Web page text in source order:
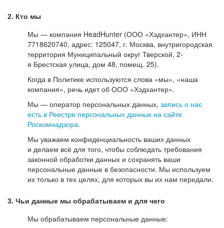
2. Кто мы
Мы — компания HeadHunter (ООО «Хэдхантер», ИНН
7718620740, адрес: 125047, г. Москва, внутригородская
территория Муниципальный округ Тверской, 2-
я Брестская улица, дом 48, помещ. 25).
Когда в Политике используются слова «мы», «наша
компания», речь идет об ООО «Хэдхантер».
Мы — оператор персональных данных, запись о нас
есть в Реестре персональных данных на сайте
Роскомнадзора.
Мы уважаем конфиденциальность ваших данных
и делаем всё для того, чтобы соблюдать требования
законной обработки данных и сохранять ваши
персональные данные в безопасности. Мы используем
их только в тех целях, для которых вы их нам передали.
3. Чьи данные мы обрабатываем и для чего
Мы обрабатываем персональные данные: